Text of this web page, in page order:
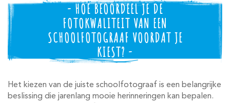
- HOE BEOORDEEL JE DE
FOTOKWALITEIT VAN EEN
SCHOOLFOTOGRAAF VOORDAT JE
KIEST? -
Het kiezen van de juiste schoolfotograaf is een belangrijke
beslissing die jarenlang mooie herinneringen kan bepalen.